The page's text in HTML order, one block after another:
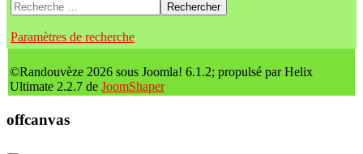
Rechercher
Paramètres de recherche
©Randouvèze 2026 sous Joomla! 6.1.2; propulsé par Helix
Ultimate 2.2.7 de JoomShaper
offcanvas